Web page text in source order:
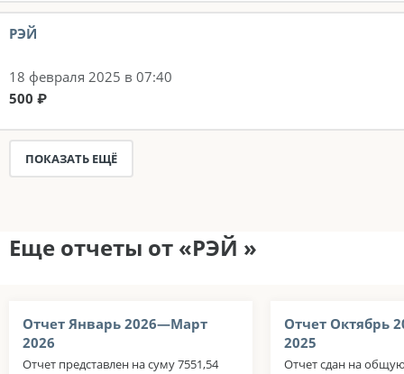
РЭЙ
18 февраля 2025 в 07:40
500 ₽
ПОКАЗАТЬ ЕЩЁ
Еще отчеты от «РЭЙ »
Отчет Январь 2026—Март
2026
Отчет представлен на суму 7551,54
Отчет Октябрь
2025
Отчет сдан на